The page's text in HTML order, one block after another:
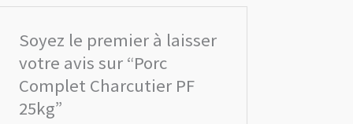
Soyez le premier à laisser
votre avis sur “Porc
Complet Charcutier PF
25kg”